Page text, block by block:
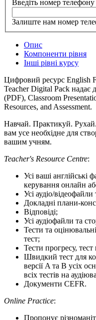
Введіть номер телефону
Залиште нам номер
Опис
Компоненти рівня
Інші рівні курсу
Цифровий ресурс English
Teacher Digital Pack надає
(PDF), Classroom
Resources, and Assessment.
Навчай. Практикуй.
вам усе необхідне для
вашим учням.
Teacher's Resource Centre:
Усі ваші англійські
керування онлайн
Усі аудіо/
Докладні плани-
Відповіді;
Усі аудіофайли та
Тести та
тест;
Тести прогресу,
Швидкий тест для
версії A та B усіх
всіх тестів на
Документи CEFR.
Online Practice:
Пропонує